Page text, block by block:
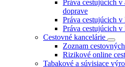
Práva cestujúcich v
doprave
Práva cestujúcich
Práva cestujúcich
Cestovné kancelárie
Zoznam
Rizikové online
Tabakové a súvisiace